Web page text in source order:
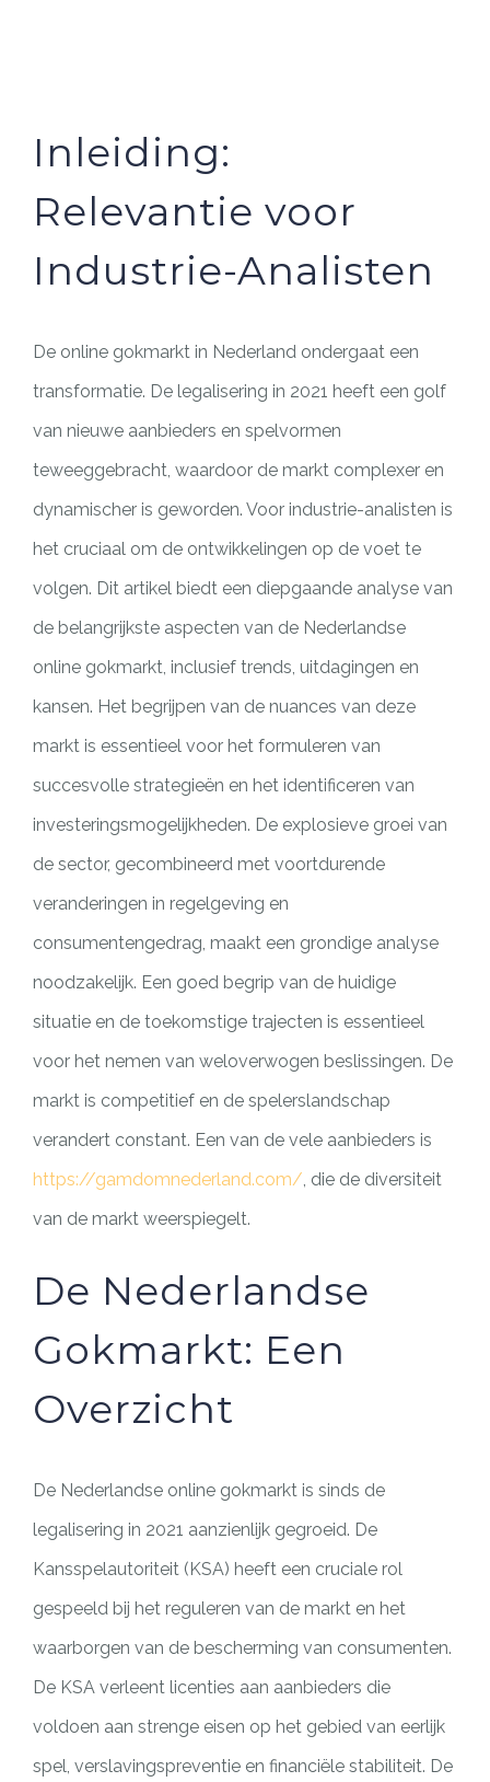
Inleiding:
Relevantie voor
Industrie-Analisten
De online gokmarkt in Nederland ondergaat een
transformatie. De legalisering in 2021 heeft een golf
van nieuwe aanbieders en spelvormen
teweeggebracht, waardoor de markt complexer en
dynamischer is geworden. Voor industrie-analisten is
het cruciaal om de ontwikkelingen op de voet te
volgen. Dit artikel biedt een diepgaande analyse van
de belangrijkste aspecten van de Nederlandse
online gokmarkt, inclusief trends, uitdagingen en
kansen. Het begrijpen van de nuances van deze
markt is essentieel voor het formuleren van
succesvolle strategieën en het identificeren van
investeringsmogelijkheden. De explosieve groei van
de sector, gecombineerd met voortdurende
veranderingen in regelgeving en
consumentengedrag, maakt een grondige analyse
noodzakelijk. Een goed begrip van de huidige
situatie en de toekomstige trajecten is essentieel
voor het nemen van weloverwogen beslissingen. De
markt is competitief en de spelerslandschap
verandert constant. Een van de vele aanbieders is
https://gamdomnederland.com/, die de diversiteit
van de markt weerspiegelt.
De Nederlandse
Gokmarkt: Een
Overzicht
De Nederlandse online gokmarkt is sinds de
legalisering in 2021 aanzienlijk gegroeid. De
Kansspelautoriteit (KSA) heeft een cruciale rol
gespeeld bij het reguleren van de markt en het
waarborgen van de bescherming van consumenten.
De KSA verleent licenties aan aanbieders die
voldoen aan strenge eisen op het gebied van eerlijk
spel, verslavingspreventie en financiële stabiliteit. De